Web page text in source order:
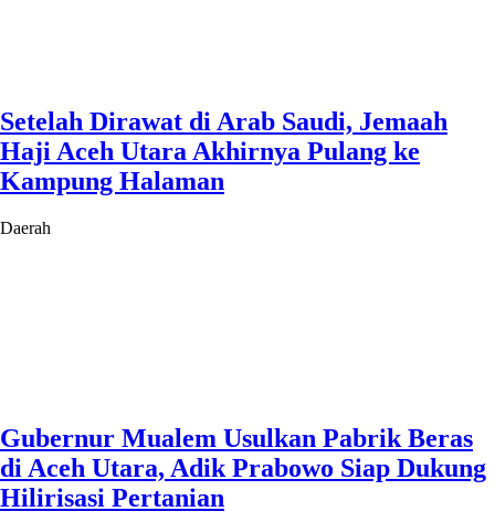
Setelah Dirawat di Arab Saudi, Jemaah
Haji Aceh Utara Akhirnya Pulang ke
Kampung Halaman
Daerah
Gubernur Mualem Usulkan Pabrik Beras
di Aceh Utara, Adik Prabowo Siap Dukung
Hilirisasi Pertanian